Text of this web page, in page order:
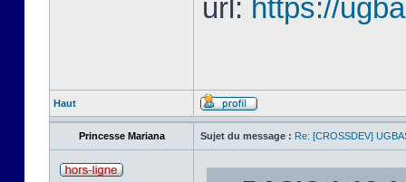
url: https://
Haut
Princesse Mariana Sujet du message : Re: [CROSSDEV]